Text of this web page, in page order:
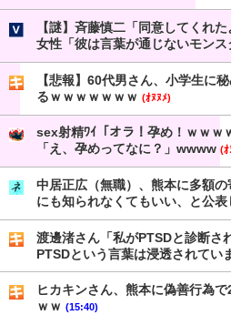
【謎】斉藤慎二「同意してくれ
女性「彼は言葉が通じないモンス
【悲報】60代男さん、小学生に
るｗｗｗｗｗｗｗ (ｵﾇﾇﾒ)
sex射精ﾜｲ「オラ！孕め！ｗｗｗ
「え、孕めってなに？」wwww (ｵ
中居正広（無職）、熊本に多額
にも知られなくてもいい、と公表
渡邊渚さん「私がPTSDと診断さ
PTSDという言葉は浸透されてい
ヒカキンさん、熊本に偽善行為
ｗｗ (15:40)